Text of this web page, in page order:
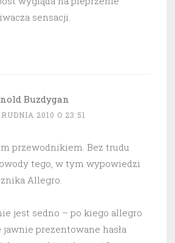
sensacji.
Buzdygan
2010 O 23:51
przewodnikiem. Bez trudu
tego, w tym wypowiedzi
Allegro.
jest sedno – po kiego allegro
prezentowane hasła